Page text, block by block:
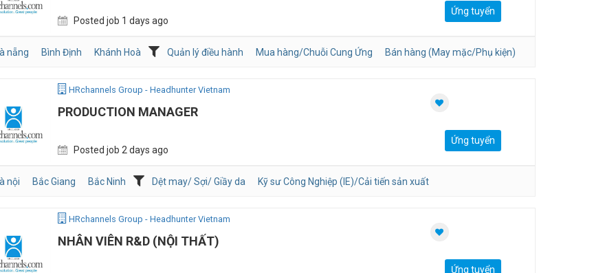
Posted job 1 days ago
Ứng tuyển
nẵng Bình Định Khánh Hoà Quản lý điều hành Mua hàng/Chuỗi Cung Ứng Bán hàng (May mặc/Phụ kiện)
HRchannels Group - Headhunter Vietnam
PRODUCTION MANAGER
Posted job 2 days ago
Ứng tuyển
nội Bắc Giang Bắc Ninh Dệt may/ Sợi/ Giầy da Kỹ sư Công Nghiệp (IE)/Cải tiến sản xuất
HRchannels Group - Headhunter Vietnam
NHÂN VIÊN R&D (NỘI THẤT)
Ứng tuyển